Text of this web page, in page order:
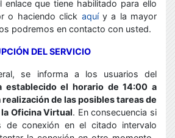
enlace que tiene habilitado para ello
o haciendo click aquí y a la mayor
podremos en contacto con usted.
DEL SERVICIO
se informa a los usuarios del
establecido el horario de 14:00 a
realización de las posibles tareas de
Oficina Virtual. En consecuencia si
de conexión en el citado intervalo